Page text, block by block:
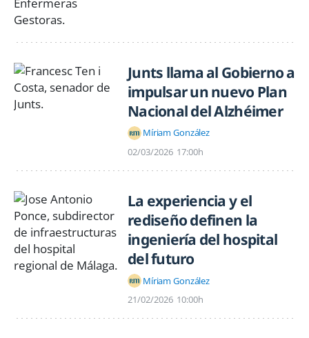
Junts llama al Gobierno a
impulsar un nuevo Plan
Nacional del Alzhéimer
Míriam González
02/03/2026 17:00h
La experiencia y el
rediseño definen la
ingeniería del hospital
del futuro
Míriam González
21/02/2026 10:00h